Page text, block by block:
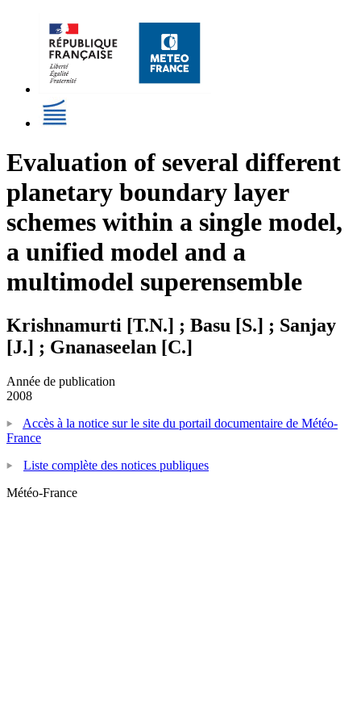
Evaluation of several different
planetary boundary layer
schemes within a single model,
a unified model and a
multimodel superensemble
Krishnamurti [T.N.] ; Basu [S.] ; Sanjay
[J.] ; Gnanaseelan [C.]
Année de publication
2008
Accès à la notice sur le site du portail documentaire de Météo-
France
Liste complète des notices publiques
Météo-France